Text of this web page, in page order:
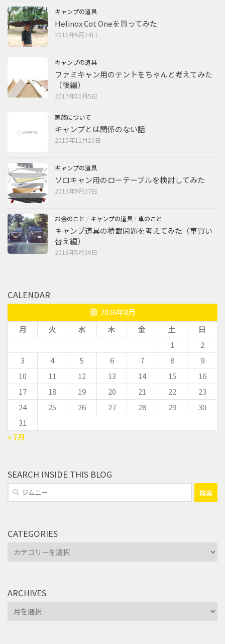
キャンプの道具
Helinox Cot Oneを買ってみた
2015年5月24日
キャンプの道具
ファミキャン用のテントをちゃんと考えてみた
（後編）
2017年10月5日
家族について
キャンプとは関係のない話
2015年11月10日
キャンプの道具
ソロキャン用のローテーブルを検討してみた
2019年9月27日
お金のこと / キャンプの道具 / 車のこと
キャンプ道具の積載問題を考えてみた（車買い
替え編）
2018年5月30日
CALENDAR
2026年8月
月
火 水 木 金 土
日
1
2
3
4 5 6 7 8
9
10
11 12 13 14 15
16
17
18 19 20 21 22
23
24
25 26 27 28 29
30
31
« 7月
SEARCH INSIDE THIS BLOG
検
索:
CATEGORIES
Categories
ARCHIVES
Archives